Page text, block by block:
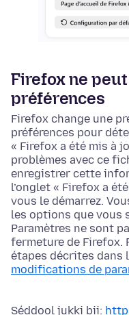
Firefox ne
préférences
Firefox change une
préférences pour
« Firefox a été mis à
problèmes avec ce
enregistrer cette
l’onglet « Firefox a
vous le démarrez.
les options que vous
Paramètres ne sont
fermeture de Firefox.
étapes décrites dans
modifications de
Séddool jukki bii: